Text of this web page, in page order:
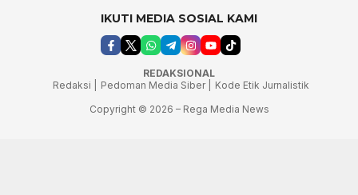
IKUTI MEDIA SOSIAL KAMI
REDAKSIONAL
Redaksi |
Pedoman Media Siber |
Kode Etik Jurnalistik
Copyright © 2026 – Rega Media News